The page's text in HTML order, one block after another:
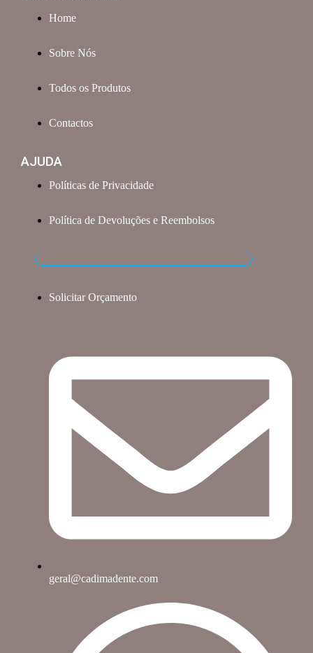
Home
Sobre Nós
Todos os Produtos
Contactos
AJUDA
Políticas de Privacidade
Política de Devoluções e Reembolsos
Solicitar Orçamento
geral@cadimadente.com